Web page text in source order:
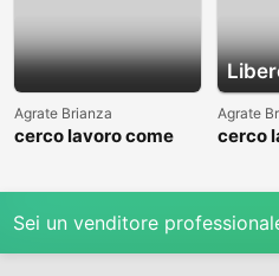
Agrate Brianza
cerco lavoro come
Agrate
cerco
Sei un venditore